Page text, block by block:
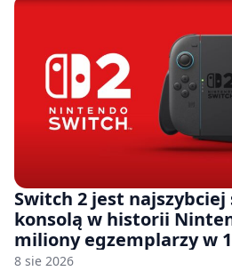
Switch 2 jest najszybciej
konsolą w historii
miliony egzemplarzy w
8 sie 2026